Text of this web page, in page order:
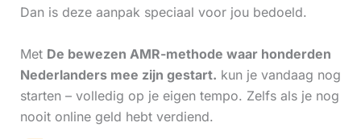
Dan is deze aanpak speciaal voor jou bedoeld.
Met De bewezen AMR-methode waar honderden
Nederlanders mee zijn gestart. kun je vandaag nog
starten – volledig op je eigen tempo. Zelfs als je nog
nooit online geld hebt verdiend.